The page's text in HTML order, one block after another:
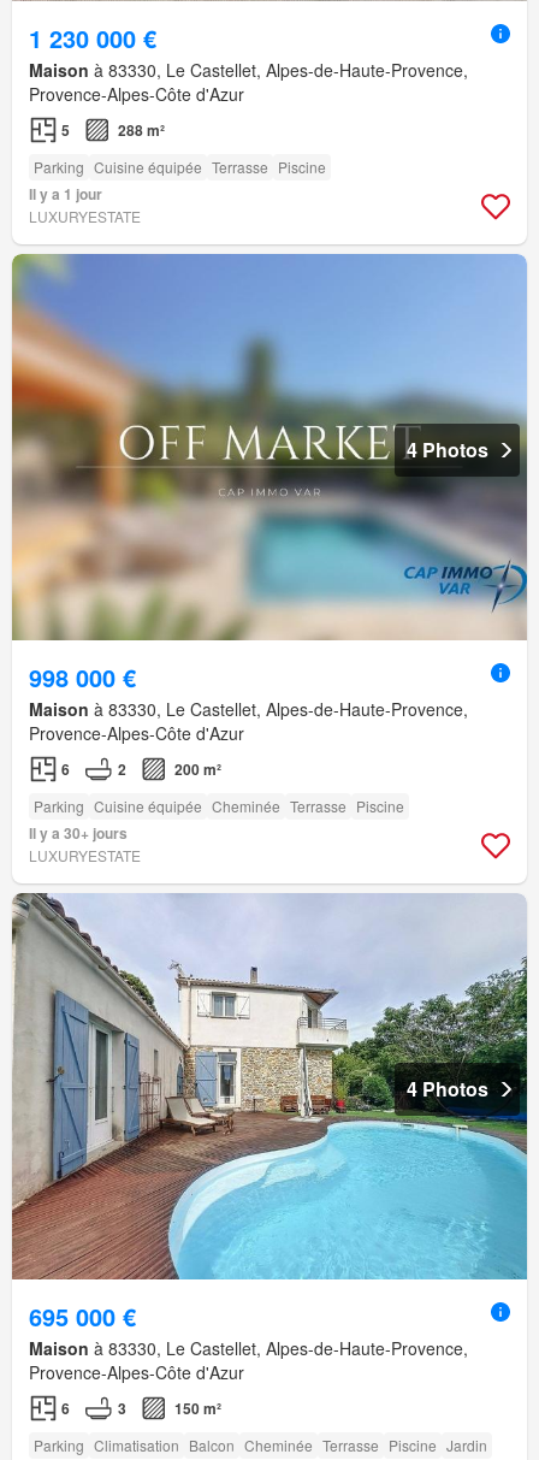
1 230 000 €
Maison à 83330, Le Castellet, Alpes-de-Haute-Provence,
Provence-Alpes-Côte d'Azur
5 288 m²
Parking Cuisine équipée Terrasse Piscine
Il y a 1 jour
LUXURYESTATE
4 Photos
998 000 €
Maison à 83330, Le Castellet, Alpes-de-Haute-Provence,
Provence-Alpes-Côte d'Azur
6 2 200 m²
Parking Cuisine équipée Cheminée Terrasse Piscine
Il y a 30+ jours
LUXURYESTATE
4 Photos
695 000 €
Maison à 83330, Le Castellet, Alpes-de-Haute-Provence,
Provence-Alpes-Côte d'Azur
6 3 150 m²
Parking Climatisation Balcon Cheminée Terrasse Piscine Jardin